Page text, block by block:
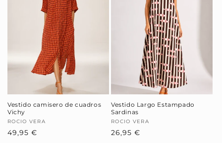
Vestido camisero de cuadros
Vichy
Proveedor:
ROCIO VERA
Precio
49,95 €
Vestido Largo Estampado
Sardinas
Proveedor:
ROCIO VERA
Precio
26,95 €